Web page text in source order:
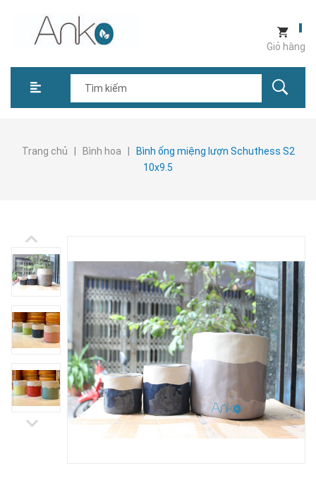
Giỏ hàng
Trang chủ Bình hoa
Bình ống miệng lượn Schuthess S2
10x9.5